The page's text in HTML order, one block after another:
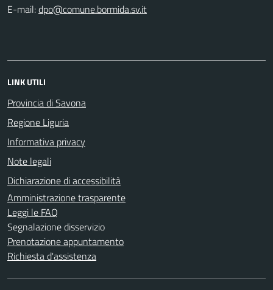
E-mail:
LINK UTILI
Provincia di Savona
Regione Liguria
Informativa privacy
Note legali
Dichiarazione di accessibilità
Amministrazione trasparente
Leggi le FAQ
Segnalazione disservizio
Prenotazione appuntamento
Richiesta d'assistenza